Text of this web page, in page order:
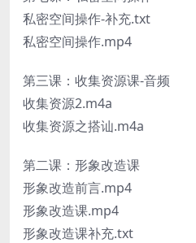
私密空间操作-补充.txt
私密空间操作.mp4
第三课：收集资源课-音频
收集资源2.m4a
收集资源之搭讪.m4a
第二课：形象改造课
形象改造前言.mp4
形象改造课.mp4
形象改造课补充.txt